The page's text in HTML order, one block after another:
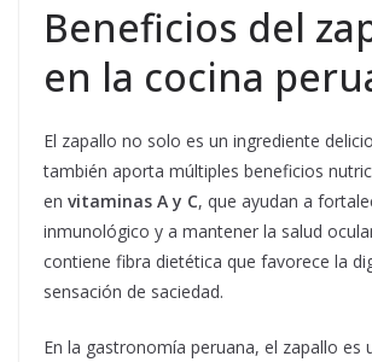
Beneficios del
en la cocina
El zapallo no solo es un ingrediente
también aporta múltiples beneficios
en vitaminas A y C, que ayudan a
inmunológico y a mantener la salud
contiene fibra dietética que favorece la
sensación de saciedad.
En la gastronomía peruana, el zapallo es